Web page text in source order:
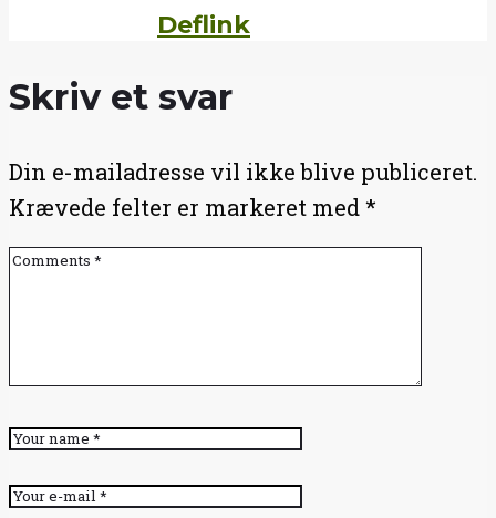
Deflink
Skriv et svar
Din e-mailadresse vil ikke blive publiceret.
Krævede felter er markeret med*